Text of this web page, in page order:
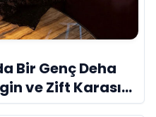
Bir Genç Deha
ve Zift Karası